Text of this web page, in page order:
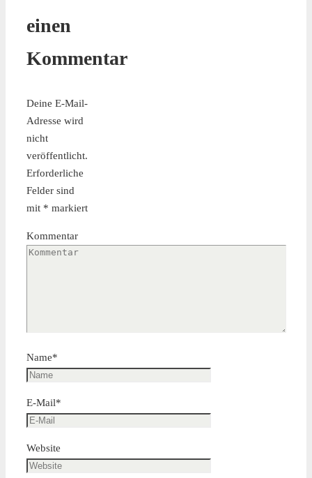
einen
Kommentar
Deine E-Mail-
Adresse wird
nicht
veröffentlicht.
Erforderliche
Felder sind
mit * markiert
Kommentar
Name*
E-Mail*
Website